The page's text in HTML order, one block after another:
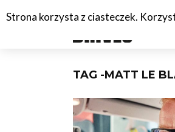
TAG -MATT LE
Strona korzysta z ciasteczek.